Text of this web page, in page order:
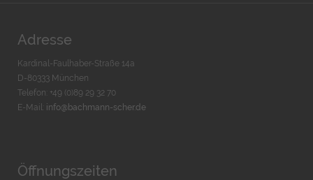
Adresse
Kardinal-Faulhaber-Straße 14a
D-80333 München
Telefon: +49 (0)89 29 32 70
E-Mail: info@bachmann-scher.de
Öffnungszeiten